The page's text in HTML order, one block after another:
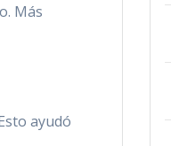
Más
ayudó